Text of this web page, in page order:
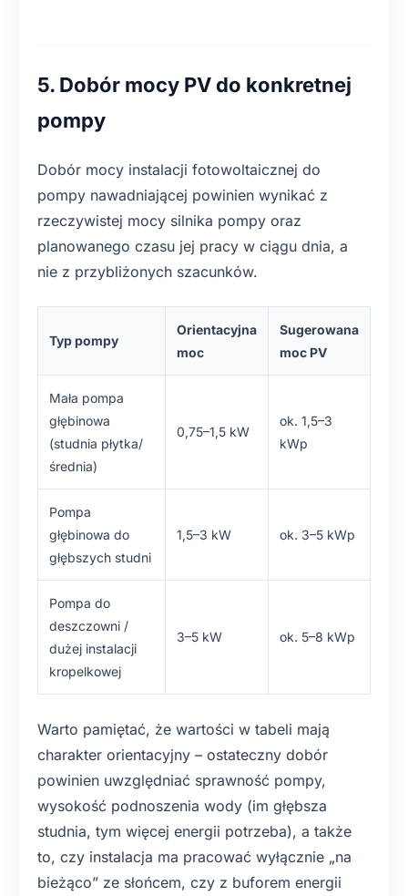
5. Dobór mocy PV do konkretnej
pompy
Dobór mocy instalacji fotowoltaicznej do
pompy nawadniającej powinien wynikać z
rzeczywistej mocy silnika pompy oraz
planowanego czasu jej pracy w ciągu dnia, a
nie z przybliżonych szacunków.
Typ pompy
Orientacyjna
moc
Sugerowana
moc PV
Mała pompa
głębinowa
(studnia płytka/
średnia)
0,75–1,5 kW
ok. 1,5–3
kWp
Pompa
głębinowa do
głębszych studni
1,5–3 kW ok. 3–5 kWp
Pompa do
deszczowni /
dużej instalacji
kropelkowej
3–5 kW ok. 5–8 kWp
Warto pamiętać, że wartości w tabeli mają
charakter orientacyjny – ostateczny dobór
powinien uwzględniać sprawność pompy,
wysokość podnoszenia wody (im głębsza
studnia, tym więcej energii potrzeba), a także
to, czy instalacja ma pracować wyłącznie „na
bieżąco” ze słońcem, czy z buforem energii